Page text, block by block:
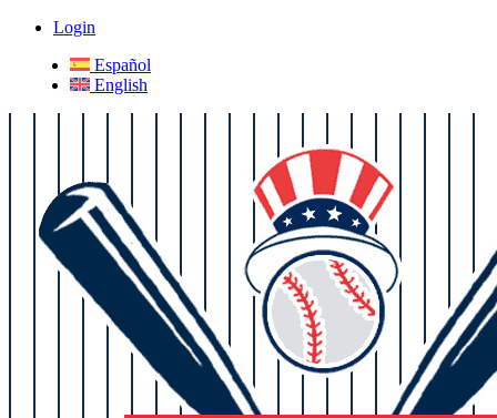
Login
Español
English